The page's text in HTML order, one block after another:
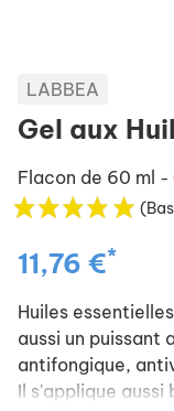
LABBEA
Gel aux
Flacon de 60 ml -
11,76 €*
Huiles
aussi un
antifongique,
Il s'applique aussi